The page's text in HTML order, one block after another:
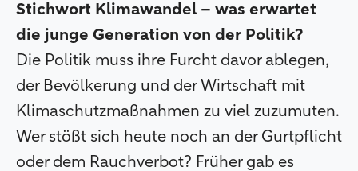
Stichwort Klimawandel – was erwartet
die junge Generation von der Politik?
Die Politik muss ihre Furcht davor ablegen,
der Bevölkerung und der Wirtschaft mit
Klimaschutzmaßnahmen zu viel zuzumuten.
Wer stößt sich heute noch an der Gurtpflicht
oder dem Rauchverbot? Früher gab es